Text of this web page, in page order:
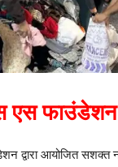
एस फाउंडेशन
द्वारा आयोजित सशक्त